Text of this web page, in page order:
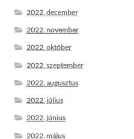
2022. december
2022. november
2022. október
2022. szeptember
2022. augusztus
2022. július
2022. június
2022. május